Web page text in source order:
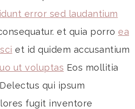
error sed laudantium
et quia porro ea
et id quidem accusantium
ut voluptas Eos mollitia
qui ipsum
fugit inventore